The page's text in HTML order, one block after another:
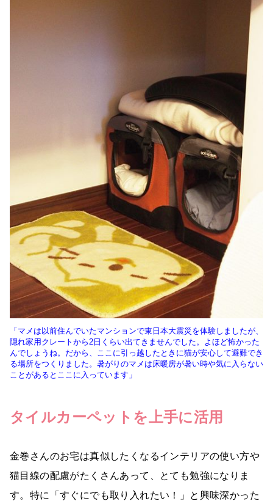
「マメは以前住んでいたマンションで東日本大震災を体験しましたが、
隠れ家用クレートから2日くらい出てきませんでした。よほど怖かった
んでしょうね。だから、ここに引っ越したときに猫が安心して避難でき
る場所をつくりました。暑がりのマメは床暖房が暑い時や気に入らない
ことがあるとここに入っています」
タイルカーペットを上手に活用
金巻さんのお宅は真似したくなるインテリアの使い方や
猫目線の配慮がたくさんあって、とても勉強になりま
す。特に「すぐにでも取り入れたい！」と興味深かった